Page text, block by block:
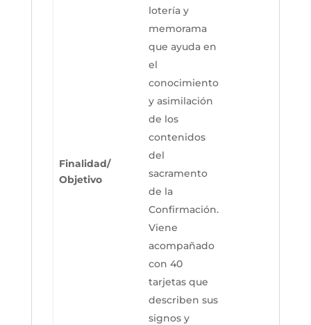
Finalidad/
Objetivo
lotería y
memorama
que ayuda en
el
conocimiento
y asimilación
de los
contenidos
del
sacramento
de la
Confirmación.
Viene
acompañado
con 40
tarjetas que
describen sus
signos y